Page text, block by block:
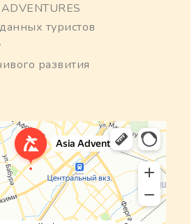
туристов
развития